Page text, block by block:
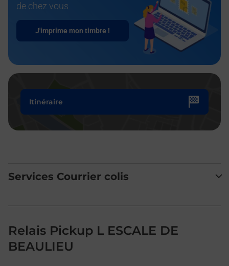
de chez vous
J'imprime mon timbre !
Itinéraire
Services Courrier colis
Relais Pickup L ESCALE DE
BEAULIEU